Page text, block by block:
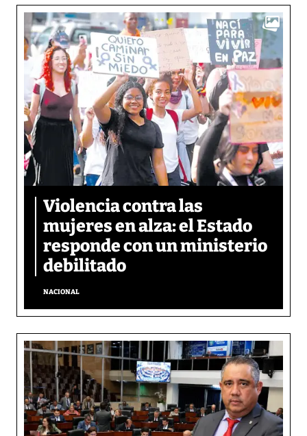
Violencia contra las
mujeres en alza: el Estado
responde con un ministerio
debilitado
NACIONAL